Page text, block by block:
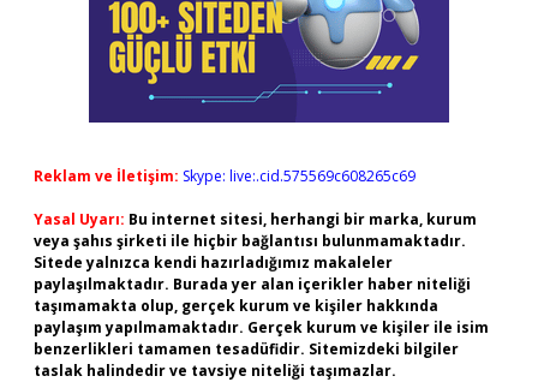
Reklam ve İletişim: Skype: live:.cid.575569c608265c69
Yasal Uyarı: Bu internet sitesi, herhangi bir marka, kurum
veya şahıs şirketi ile hiçbir bağlantısı bulunmamaktadır.
Sitede yalnızca kendi hazırladığımız makaleler
paylaşılmaktadır. Burada yer alan içerikler haber niteliği
taşımamakta olup, gerçek kurum ve kişiler hakkında
paylaşım yapılmamaktadır. Gerçek kurum ve kişiler ile isim
benzerlikleri tamamen tesadüfidir. Sitemizdeki bilgiler
taslak halindedir ve tavsiye niteliği taşımazlar.